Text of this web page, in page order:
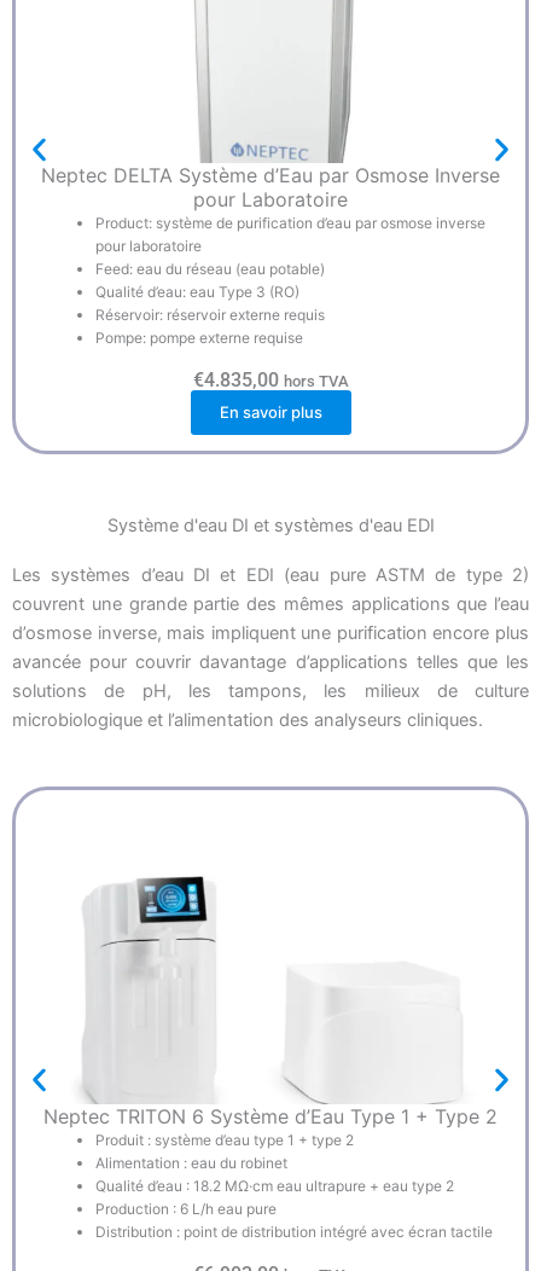
Neptec DELTA Système d’Eau par Osmose Inverse
pour Laboratoire
Product: système de purification d’eau par osmose inverse
pour laboratoire
Feed: eau du réseau (eau potable)
Qualité d’eau: eau Type 3 (RO)
Réservoir: réservoir externe requis
Pompe: pompe externe requise
€4.835,00 hors TVA
En savoir plus
Système d'eau DI et systèmes d'eau EDI
Les systèmes d’eau DI et EDI (eau pure ASTM de type 2)
couvrent une grande partie des mêmes applications que l’eau
d’osmose inverse, mais impliquent une purification encore plus
avancée pour couvrir davantage d’applications telles que les
solutions de pH, les tampons, les milieux de culture
microbiologique et l’alimentation des analyseurs cliniques.
Neptec TRITON 6 Système d’Eau Type 1 + Type 2
Produit : système d’eau type 1 + type 2
Alimentation : eau du robinet
Qualité d’eau : 18.2 MΩ·cm eau ultrapure + eau type 2
Production : 6 L/h eau pure
Distribution : point de distribution intégré avec écran tactile